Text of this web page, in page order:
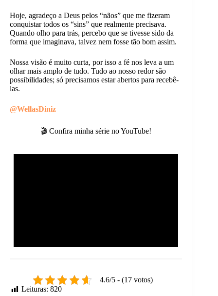
Hoje, agradeço a Deus pelos “nãos” que me fizeram
conquistar todos os “sins” que realmente precisava.
Quando olho para trás, percebo que se tivesse sido da
forma que imaginava, talvez nem fosse tão bom assim.
Nossa visão é muito curta, por isso a fé nos leva a um
olhar mais amplo de tudo. Tudo ao nosso redor são
possibilidades; só precisamos estar abertos para recebê-
las.
@WellasDiniz
🎬 Confira minha série no YouTube!
4.6/5 - (17 votos)
Leituras: 820